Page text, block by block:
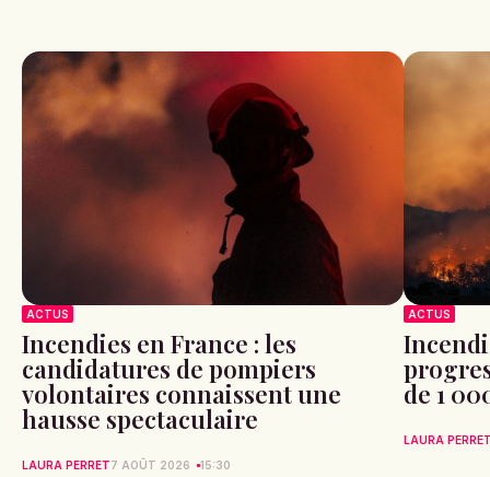
ACTUS
Incendies en France : les
candidatures de pompiers
volontaires connaissent une
hausse spectaculaire
LAURA PERRET7 AOÛT 2026 15:30
ACTUS
de 1
LAURA